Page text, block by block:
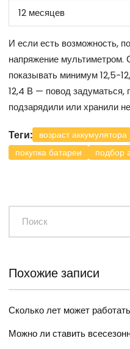
12 месяцев
И если есть возможность,
напряжение мультиметром.
показывать минимум 12,5-
12,4 В — повод задуматься,
подзарядили или хранили
Теги: возраст аккумулятора
покупка батареи
подбор
Похожие записи
Сколько лет может
Можно ли ставить